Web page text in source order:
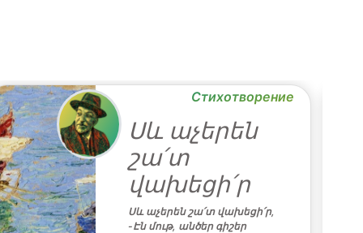
Стихотворение
Սև աչերեն
շա՛տ
վախեցի՛ր
Սև աչերեն շա՛տ վախեցի՛ր,
-Էն մութ, անծեր գիշեր